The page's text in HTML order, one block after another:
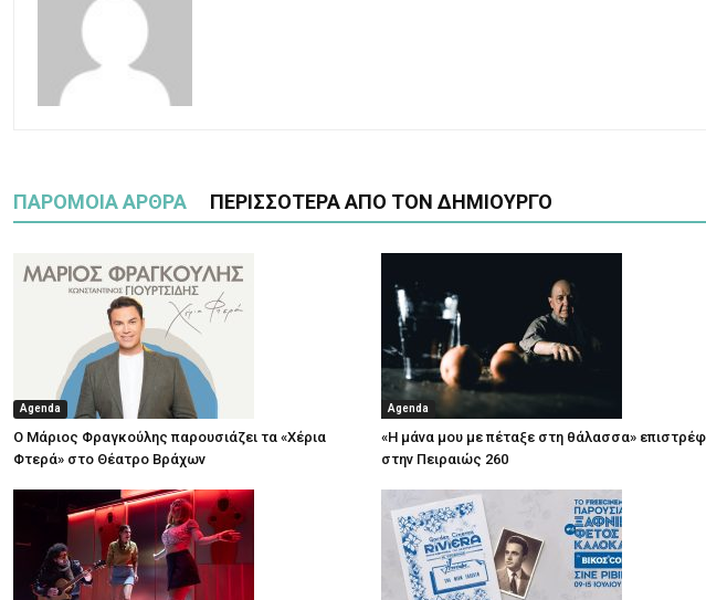
ΠΑΡΟΜΟΙΑ ΑΡΘΡΑ ΠΕΡΙΣΣΟΤΕΡΑ ΑΠΟ ΤΟΝ ΔΗΜΙΟΥΡΓΟ
Agenda
Ο Μάριος Φραγκούλης παρουσιάζει τα «Χέρια
Φτερά» στο Θέατρο Βράχων
Agenda
«Η μάνα μου με πέταξε στη θάλασσα»
στην Πειραιώς 260